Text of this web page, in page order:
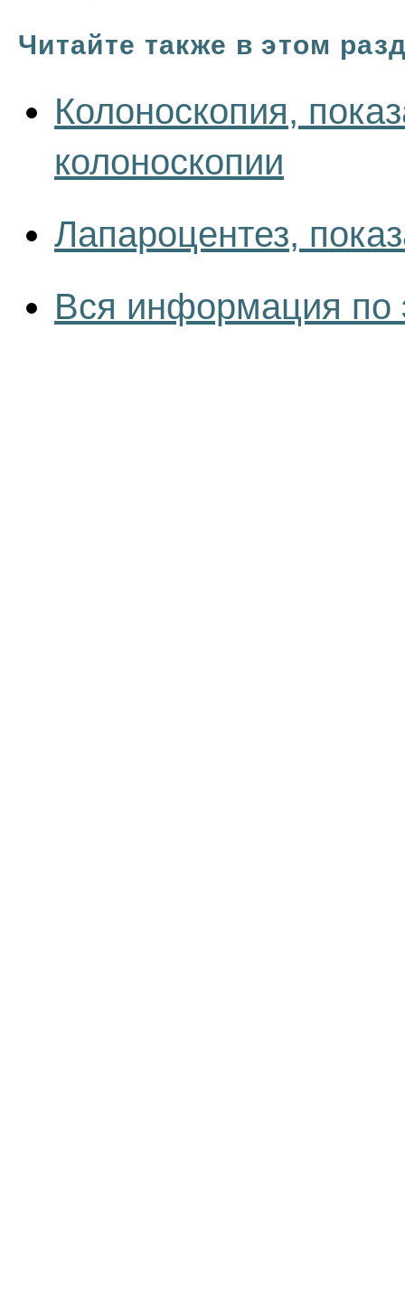
Читайте также в этом
Колоноскопия,
колоноскопии
Лапароцентез,
Вся информация по